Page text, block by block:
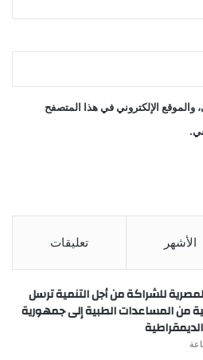
والموقع الإلكتروني في هذا المتصفح
الأشهر تعليقات
للشراكة من أجل التنمية ترسل
من المساعدات الطبية إلى جمهورية